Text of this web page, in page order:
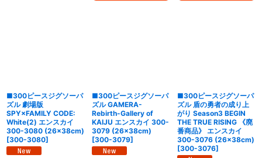
■300ピースジグソーパ
ズル 劇場版
SPY×FAMILY CODE:
White(2) エンスカイ
300-3080 (26×38cm)
[300-3080]
■300ピースジグソーパ
ズル GAMERA-
Rebirth-Gallery of
KAIJU エンスカイ 300-
3079 (26×38cm)
[300-3079]
■300ピースジグソーパ
ズル 盾の勇者の成り上
がり Season3 BEGIN
THE TRUE RISING 《廃
番商品》 エンスカイ
300-3076 (26×38cm)
[300-3076]